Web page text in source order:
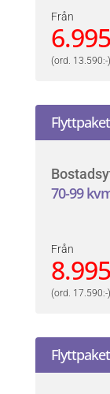
Från
(ord. 13.590:-)
70-99
Från
(ord. 17.590:-)